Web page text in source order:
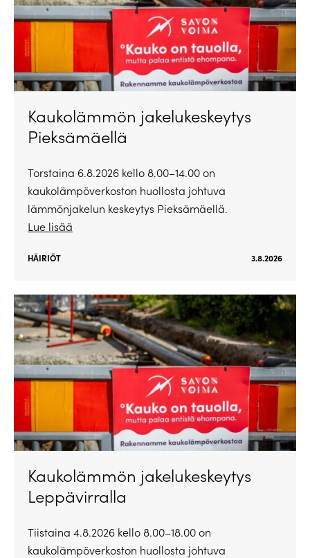
Kaukolämmön jakelukeskeytys
Pieksämäellä
Torstaina 6.8.2026 kello 8.00–14.00 on
kaukolämpöverkoston huollosta johtuva
lämmönjakelun keskeytys Pieksämäellä.
Lue lisää
HÄIRIÖT 3.8.2026
Kaukolämmön jakelukeskeytys
Leppävirralla
Tiistaina 4.8.2026 kello 8.00–18.00 on
kaukolämpöverkoston huollosta johtuva